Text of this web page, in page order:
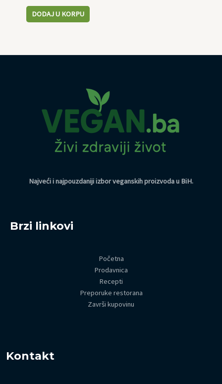
DODAJ U KORPU
Najveći i najpouzdaniji izbor veganskih proizvoda u BiH.
Brzi linkovi
Početna
Prodavnica
Recepti
Preporuke restorana
Završi kupovinu
Kontakt